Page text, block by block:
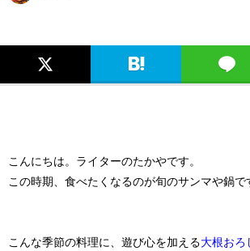
こんにちは。ライターのたかやです。
この時期、食べたくなるのが旬のサンマや鍋で
こんな季節の料理に、遊び心を加える大根おろ